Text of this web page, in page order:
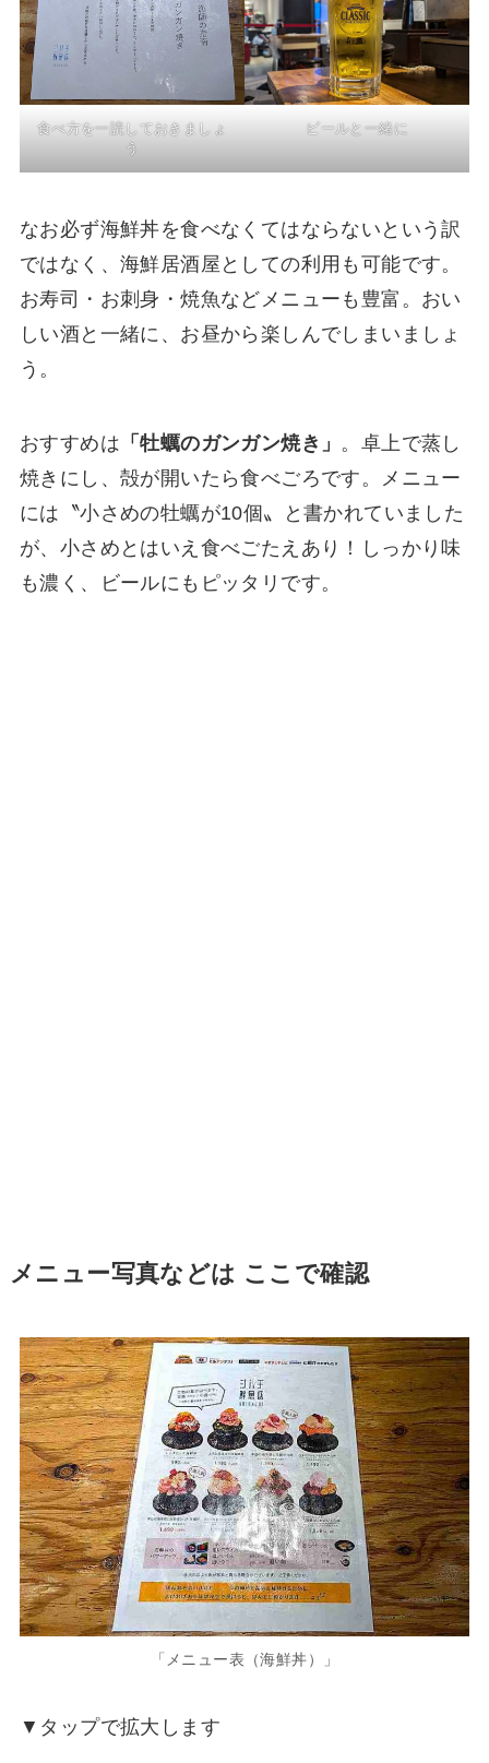
食べ方を一読しておきましょ
う
ビールと一緒に
なお必ず海鮮丼を食べなくてはならないという訳
ではなく、海鮮居酒屋としての利用も可能です。
お寿司・お刺身・焼魚などメニューも豊富。おい
しい酒と一緒に、お昼から楽しんでしまいましょ
う。
おすすめは 「牡蠣のガンガン焼き」 。卓上で蒸し
焼きにし、殻が開いたら食べごろです。メニュー
には〝小さめの牡蠣が10個〟と書かれていました
が、小さめとはいえ食べごたえあり！しっかり味
も濃く、ビールにもピッタリです。
メニュー写真などは ここで確認
「メニュー表（海鮮丼）」
▼タップで拡大します